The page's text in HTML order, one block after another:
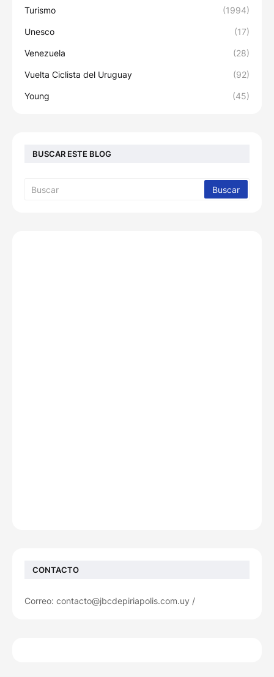
Turismo (1994)
Unesco (17)
Venezuela (28)
Vuelta Ciclista del Uruguay (92)
Young (45)
BUSCAR ESTE BLOG
CONTACTO
Correo: contacto@jbcdepiriapolis.com.uy /